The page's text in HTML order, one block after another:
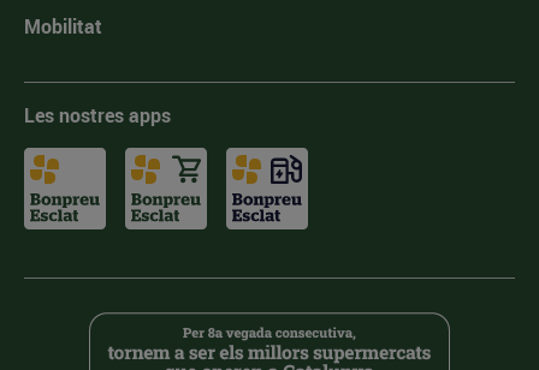
Mobilitat
Les nostres apps